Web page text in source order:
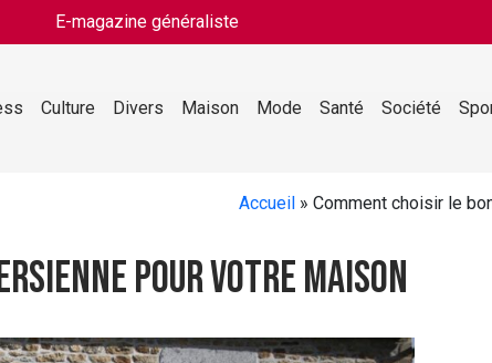
E-magazine généraliste
Culture Divers Maison Mode Santé Société
Accueil » Comment choisir le
pour votre maison